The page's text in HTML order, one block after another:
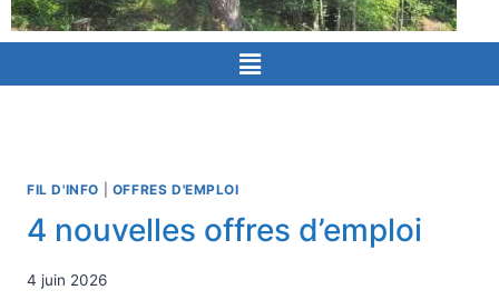
FIL D'INFO OFFRES D'EMPLOI
4 nouvelles offres d’emploi
4 juin 2026